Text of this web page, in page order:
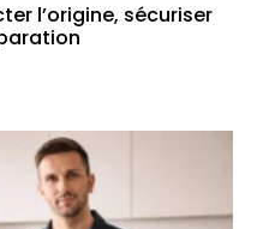
l’origine, sécuriser